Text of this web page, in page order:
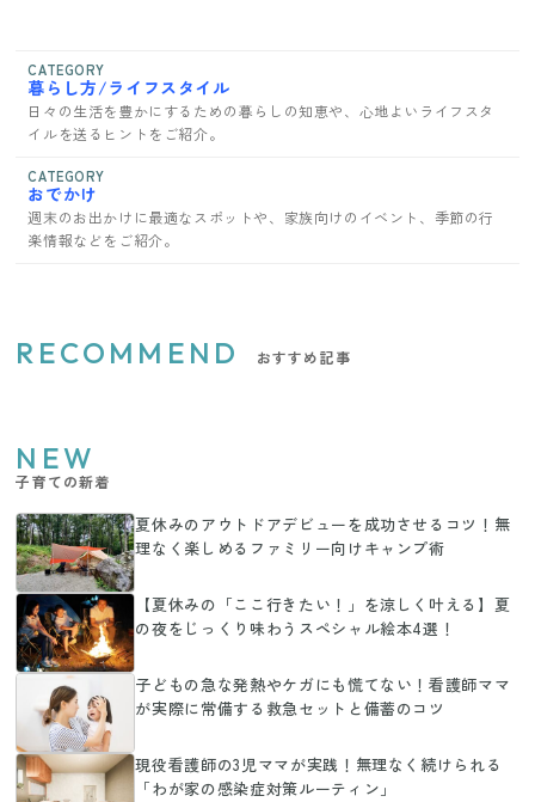
CATEGORY
暮らし方/ライフスタイル
日々の生活を豊かにするための暮らしの知恵や、心地よいライフスタ
イルを送るヒントをご紹介。
CATEGORY
おでかけ
週末のお出かけに最適なスポットや、家族向けのイベント、季節の行
楽情報などをご紹介。
RECOMMEND おすすめ記事
NEW
子育ての新着
夏休みのアウトドアデビューを成功させるコツ！無
理なく楽しめるファミリー向けキャンプ術
【夏休みの「ここ行きたい！」を涼しく叶える】夏
の夜をじっくり味わうスペシャル絵本4選！
子どもの急な発熱やケガにも慌てない！看護師ママ
が実際に常備する救急セットと備蓄のコツ
現役看護師の3児ママが実践！無理なく続けられる
「わが家の感染症対策ルーティン」